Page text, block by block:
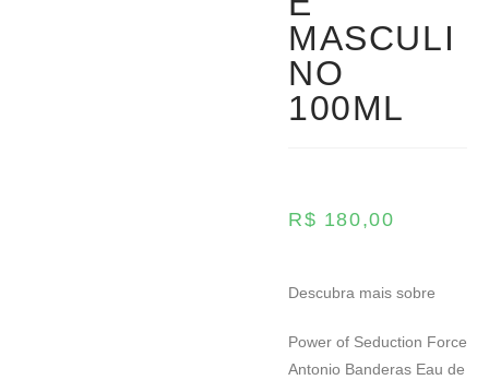
MASCULI
NO
100ML
R$ 180,00
Descubra mais sobre
Power of Seduction Force
Antonio Banderas Eau de